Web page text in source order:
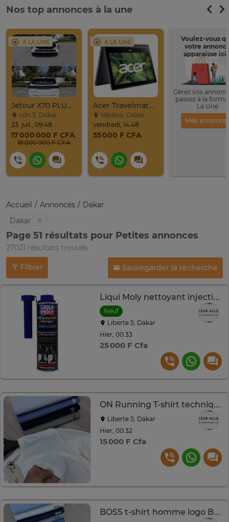
Nos top annonces à la une
A LA UNE
Jetour X70 PLUS 2024
vdn 3, Dakar
23. juil., 09:48
17 000 000 F CFA
18 000 000 F CFA
A LA UNE
Acer Travelmate Spin B311r-31
Médina, Dakar
vendredi, 14:48
55 000 F CFA
Voulez-vous
votre
apparaisse ici
Gérez vos
passez à la
La Une
Mes annonces
Accueil Annonces
Dakar
Dakar
Page 51 résultats pour Petites annonces
27021 résultats trouvés
Filtrer Sauvegarder la recherche
Liqui Moly nettoyant injection essence 300 ml Allemagne
Neuf
Liberte 5, Dakar
Hier, 00:33
25 000 F Cfa
ON Running T-shirt technique respirant S à XL
Liberte 5, Dakar
Hier, 00:32
15 000 F Cfa
BOSS t-shirt homme logo Boss